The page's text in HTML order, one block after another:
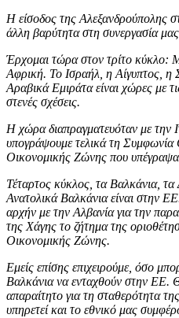
Η είσοδος της Αλεξανδρούπολης
άλλη βαρύτητα στη συνεργασία
Έρχομαι τώρα στον τρίτο κύκλο:
Αφρική. Το Ισραήλ, η Αίγυπτος,
Αραβικά Εμιράτα είναι χώρες με
στενές σχέσεις.
Η χώρα διαπραγματευόταν με την
υπογράψουμε τελικά τη Συμφωνία
Οικονομικής Ζώνης που
Τέταρτος κύκλος, τα Βαλκάνια, τα
Ανατολικά Βαλκάνια είναι στην
αρχήν με την Αλβανία για την
της Χάγης το ζήτημα της
Οικονομικής Ζώνης.
Εμείς επίσης επιχειρούμε, όσο
Βαλκάνια να ενταχθούν στην ΕΕ.
απαραίτητο για τη σταθερότητα
υπηρετεί και το εθνικό μας